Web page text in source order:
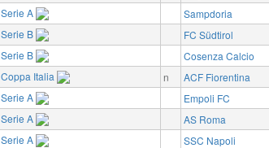
Serie A Sampdoria
Serie B FC Südtirol
Serie B Cosenza Calcio
Coppa Italia n ACF Fiorentina
Serie A Empoli FC
Serie A AS Roma
Serie A SSC Napoli